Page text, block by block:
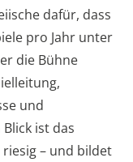
dafür, dass
pro Jahr unter
die Bühne
und
ist das
– und bildet